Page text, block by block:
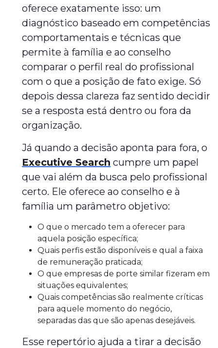
oferece exatamente isso: um
diagnóstico baseado em competências
comportamentais e técnicas que
permite à família e ao conselho
comparar o perfil real do profissional
com o que a posição de fato exige. Só
depois dessa clareza faz sentido decidir
se a resposta está dentro ou fora da
organização.
Já quando a decisão aponta para fora, o
Executive Search cumpre um papel
que vai além da busca pelo profissional
certo. Ele oferece ao conselho e à
família um parâmetro objetivo:
O que o mercado tem a oferecer para
aquela posição específica;
Quais perfis estão disponíveis e qual a faixa
de remuneração praticada;
O que empresas de porte similar fizeram em
situações equivalentes;
Quais competências são realmente críticas
para aquele momento do negócio,
separadas das que são apenas desejáveis.
Esse repertório ajuda a tirar a decisão